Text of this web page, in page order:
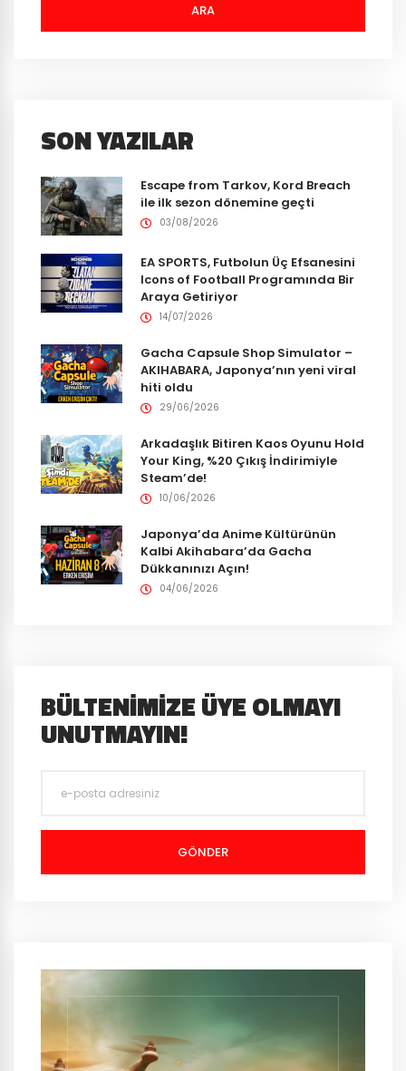
ARA
SON YAZILAR
Escape from Tarkov, Kord Breach
ile ilk sezon dönemine geçti
03/08/2026
EA SPORTS, Futbolun Üç Efsanesini
Icons of Football Programında Bir
Araya Getiriyor
14/07/2026
Gacha Capsule Shop Simulator –
AKIHABARA, Japonya’nın yeni viral
hiti oldu
29/06/2026
Arkadaşlık Bitiren Kaos Oyunu Hold
Your King, %20 Çıkış İndirimiyle
Steam’de!
10/06/2026
Japonya’da Anime Kültürünün
Kalbi Akihabara’da Gacha
Dükkanınızı Açın!
04/06/2026
BÜLTENIMIZE ÜYE OLMAYI
UNUTMAYIN!